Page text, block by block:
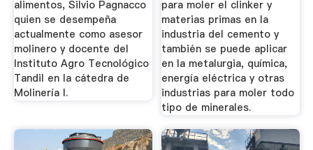
alimentos, Silvio Pagnacco
quien se desempeña
actualmente como asesor
molinero y docente del
Instituto Agro Tecnológico
Tandil en la cátedra de
Molinería I.
para moler el clinker y
materias primas en la
industria del cemento y
también se puede aplicar
en la metalurgia, química,
energía eléctrica y otras
industrias para moler todo
tipo de minerales.